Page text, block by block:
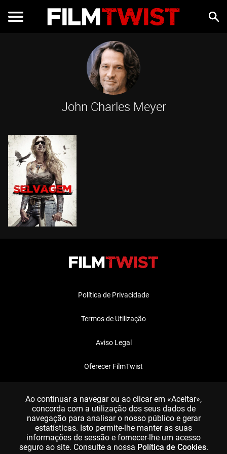
John Charles Meyer
Política de Privacidade
Termos de Utilização
Aviso Legal
Oferecer FilmTwist
Ao continuar a navegar ou ao clicar em «Aceitar»,
concorda com a utilização dos seus dados de
navegação para analisar o nosso público e gerar
estatísticas. Isto permite-lhe manter as suas
informações de sessão e fornecer-lhe um acesso
seguro ao site. Consulte a nossa Política de Cookies.